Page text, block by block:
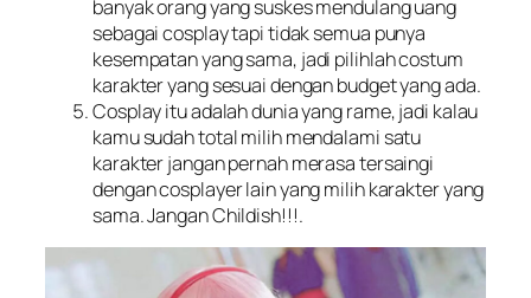
banyak orang yang suskes mendulang uang
sebagai cosplay tapi tidak semua punya
kesempatan yang sama, jadi pilihlah costum
karakter yang sesuai dengan budget yang ada.
Cosplay itu adalah dunia yang rame, jadi kalau
kamu sudah total milih mendalami satu
karakter jangan pernah merasa tersaingi
dengan cosplayer lain yang milih karakter yang
sama. Jangan Childish!!!.